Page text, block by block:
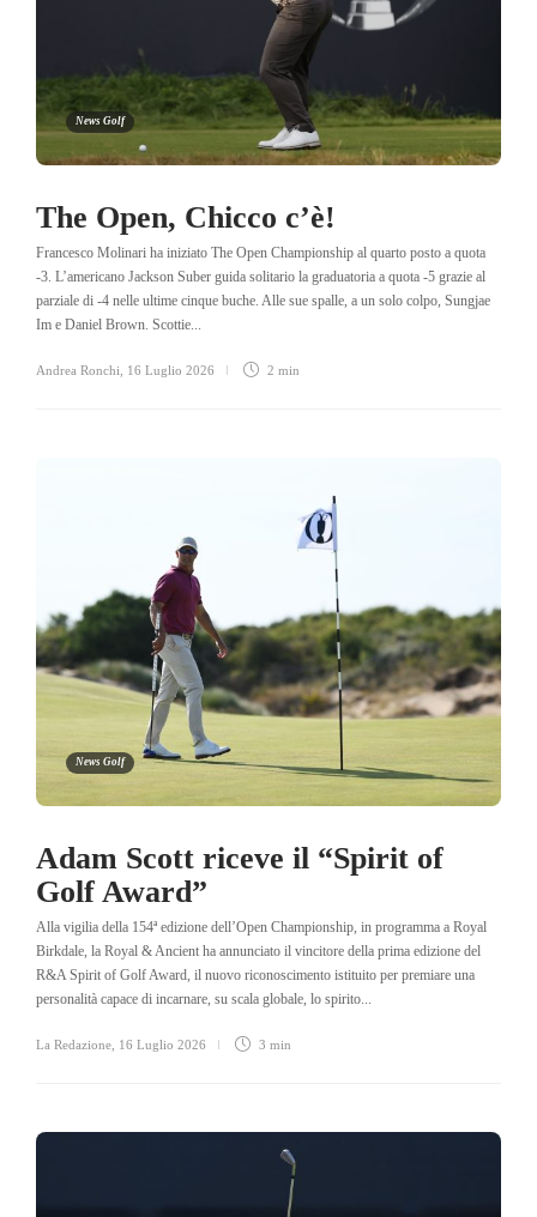
News Golf
The Open, Chicco c’è!
Francesco Molinari ha iniziato The Open Championship al quarto posto a quota
-3. L’americano Jackson Suber guida solitario la graduatoria a quota -5 grazie al
parziale di -4 nelle ultime cinque buche. Alle sue spalle, a un solo colpo, Sungjae
Im e Daniel Brown. Scottie...
Andrea Ronchi 16 Luglio 2026 2 min
News Golf
Adam Scott riceve il “Spirit of
Golf Award”
Alla vigilia della 154ª edizione dell’Open Championship, in programma a Royal
Birkdale, la Royal & Ancient ha annunciato il vincitore della prima edizione del
R&A Spirit of Golf Award, il nuovo riconoscimento istituito per premiare una
personalità capace di incarnare, su scala globale, lo spirito...
La Redazione 16 Luglio 2026 3 min